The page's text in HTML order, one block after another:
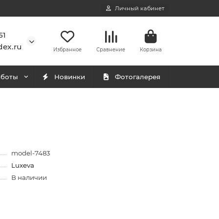
Личный кабинет
Избранное Сравнение Корзина
Новинки Фотогалерея
model-7483
Luxeva
В наличии